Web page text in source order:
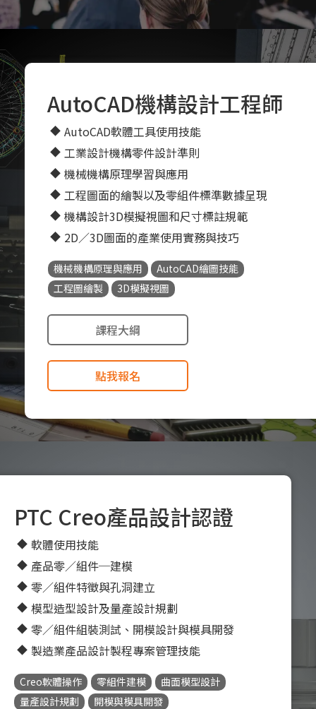
AutoCAD機構設計工程師
AutoCAD軟體工具使用技能
工業設計機構零件設計準則
機械機構原理學習與應用
工程圖面的繪製以及零組件標準數據呈現
機構設計3D模擬視圖和尺寸標註規範
2D／3D圖面的產業使用實務與技巧
機械機構原理與應用
AutoCAD繪圖技能
工程圖繪製
3D模擬視圖
課程大綱
點我報名
PTC Creo產品設計認證
軟體使用技能
產品零／組件─建模
零／組件特徵與孔洞建立
模型造型設計及量產設計規劃
零／組件組裝測試、開模設計與模具開發
製造業產品設計製程專案管理技能
Creo軟體操作 零組件建模
曲面模型設計
量產設計規劃
開模與模具開發